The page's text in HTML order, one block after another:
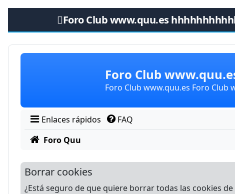
Foro Club www.quu.es
Obviar
Foro Club
Foro Club www.quu.es Foro
Enlaces rápidos FAQ
Foro Quu
Borrar cookies
¿Está seguro de que quiere borrar todas las cookies de